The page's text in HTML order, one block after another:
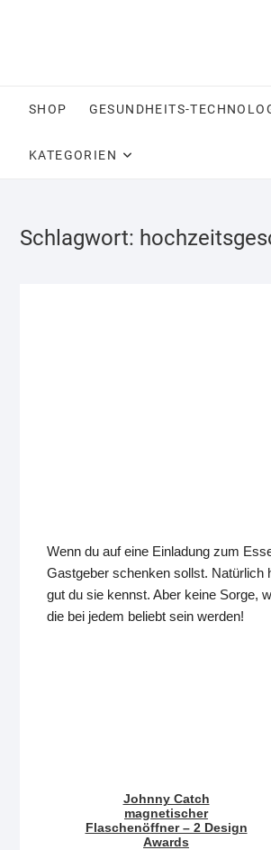
SHOP GESUNDHEITS-
KATEGORIEN
Schlagwort:
Wenn du auf eine Einladung zum
Gastgeber schenken sollst. Natürlich
gut du sie kennst. Aber keine Sorge,
die bei jedem beliebt sein werden!
Johnny Catch
magnetischer
Flaschenöffner – 2 Design
Awards